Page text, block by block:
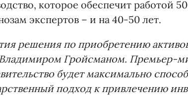
которое обеспечит работой
экспертов – и на 40-50 лет.
решения по приобретению
Гройсманом. Премьер-
будет максимально
подход к привлечению